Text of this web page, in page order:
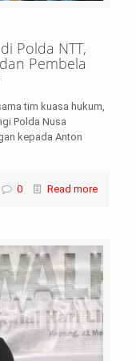
Polda NTT,
Pembela
tim kuasa hukum,
Polda Nusa
kepada Anton
0 Read more